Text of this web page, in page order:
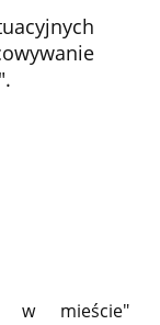
w mieście"